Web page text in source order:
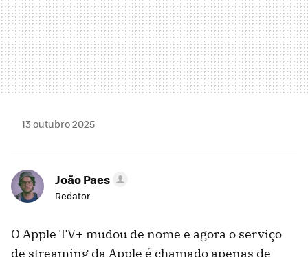
13 outubro 2025
João Paes
Redator
O Apple TV+ mudou de nome e agora o serviço
de streaming da Apple é chamado apenas de